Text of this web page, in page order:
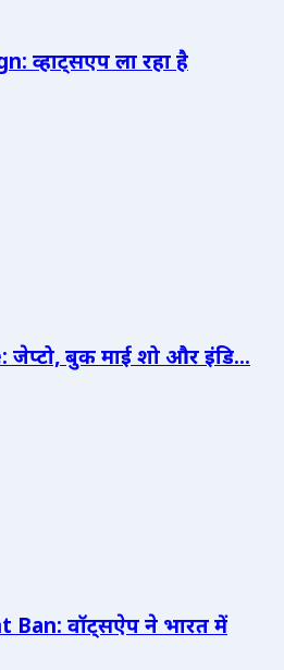
व्हाट्सएप ला रहा है
बुक माई शो और इंडि...
Ban: वॉट्सऐप ने भारत में